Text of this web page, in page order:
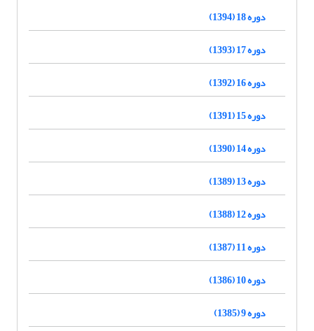
دوره 18 (1394)
دوره 17 (1393)
دوره 16 (1392)
دوره 15 (1391)
دوره 14 (1390)
دوره 13 (1389)
دوره 12 (1388)
دوره 11 (1387)
دوره 10 (1386)
دوره 9 (1385)